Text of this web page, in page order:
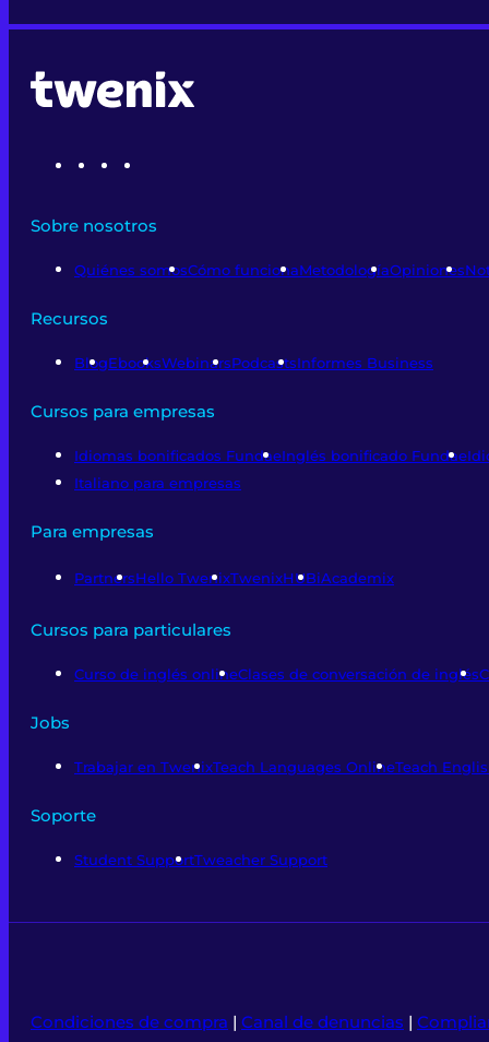
Sobre nosotros
Quiénes somosCómo funcionaMetodologíaOpiniones
Recursos
BlogEbooksWebinarsPodcastsInformes Business
Cursos para empresas
Idiomas bonificados FundaeInglés bonificado Fundae
Italiano para empresas
Para empresas
PartnersHello TwenixTwenixHUBiAcademix
Cursos para particulares
Curso de inglés onlineClases de conversación de inglés
Jobs
Trabajar en TwenixTeach Languages OnlineTeach
Soporte
Student SupportTweacher Support
Condiciones de compra | Canal de denuncias |